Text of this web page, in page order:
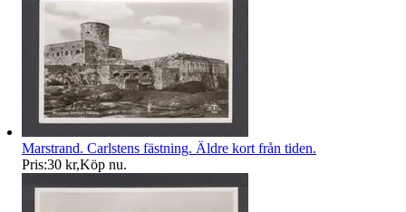
Marstrand. Carlstens fästning. Äldre kort från tiden.
Pris:30 kr,Köp nu.